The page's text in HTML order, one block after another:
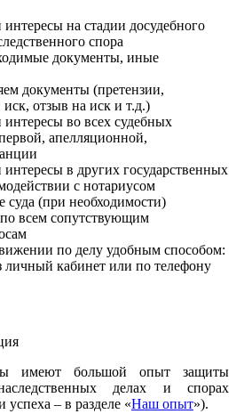
на стадии досудебного
спора
документы, иные
документы (претензии,
иск, отзыв на иск и т.д.)
во всех судебных
апелляционной,
в других государственных
с нотариусом
(при необходимости)
всем сопутствующим
по делу удобным способом:
личный кабинет или по телефону
имеют большой опыт защиты
делах и спорах
– в разделе «Наш опыт»).